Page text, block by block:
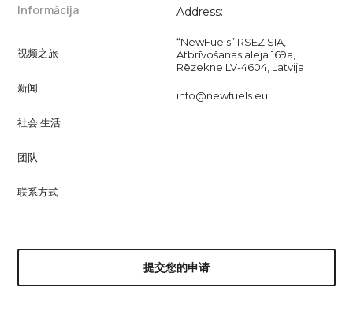
Informācija
视频之旅
新闻
社会 生活
团队
联系方式
Address:
“NewFuels” RSEZ SIA,
Atbrīvošanas aleja 169a,
Rēzekne LV-4604, Latvija
info@newfuels.eu
提交您的申请